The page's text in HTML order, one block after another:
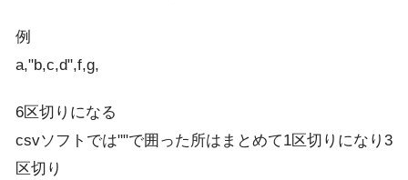
例
a,"b,c,d",f,g,
6区切りになる
csvソフトでは""で囲った所はまとめて1区切りになり3
区切り